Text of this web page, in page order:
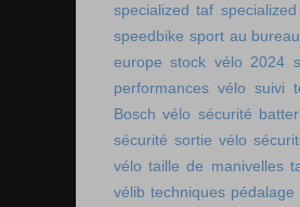
specialized taf
speedbike sport au bureau
europe stock vélo 2024
performances vélo suivi
Bosch vélo sécurité
sécurité sortie vélo
vélo taille de manivelles
vélib techniques pédalage